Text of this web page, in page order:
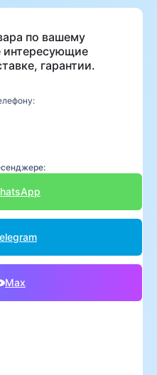
по вашему
интересующие
гарантии.
Max